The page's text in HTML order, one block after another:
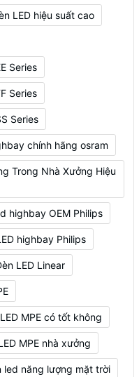
LED hiệu suất cao
Series
Series
Series
chính hãng osram
Trong Nhà Xưởng Hiệu
highbay OEM Philips
highbay Philips
LED Linear
MPE có tốt không
MPE nhà xưởng
led năng lượng mặt trời